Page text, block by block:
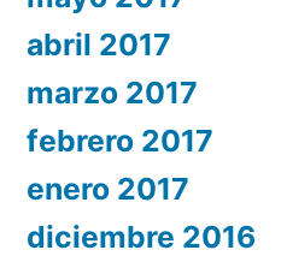
abril 2017
marzo 2017
febrero 2017
enero 2017
diciembre 2016